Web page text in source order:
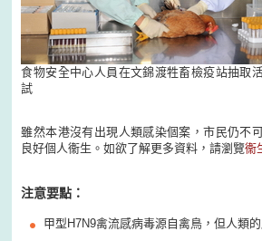
食物安全中心人員在文錦渡牲畜檢疫站抽取
試
雖然本港沒有出現人類感染個案，市民仍不
良好個人衞生。如欲了解更多資料，請瀏覽衞
注意要點：
甲型H7N9禽流感病毒源自禽鳥，但人類